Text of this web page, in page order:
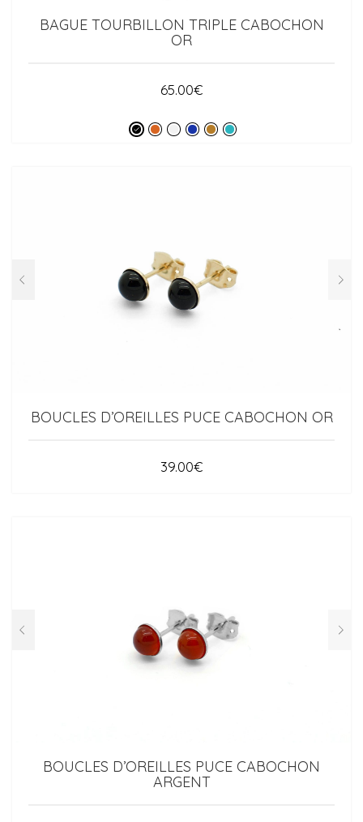
BAGUE TOURBILLON TRIPLE CABOCHON
OR
65.00€
BOUCLES D’OREILLES PUCE CABOCHON OR
39.00€
BOUCLES D’OREILLES PUCE CABOCHON
ARGENT